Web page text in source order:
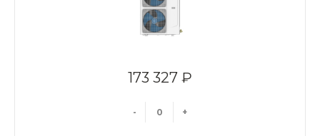
173 327 ₽
- +